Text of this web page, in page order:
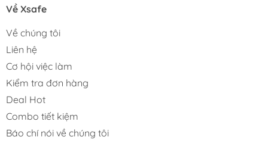
Về Xsafe
Về chúng tôi
Liên hệ
Cơ hội việc làm
Kiểm tra đơn hàng
Deal Hot
Combo tiết kiệm
Báo chí nói về chúng tôi